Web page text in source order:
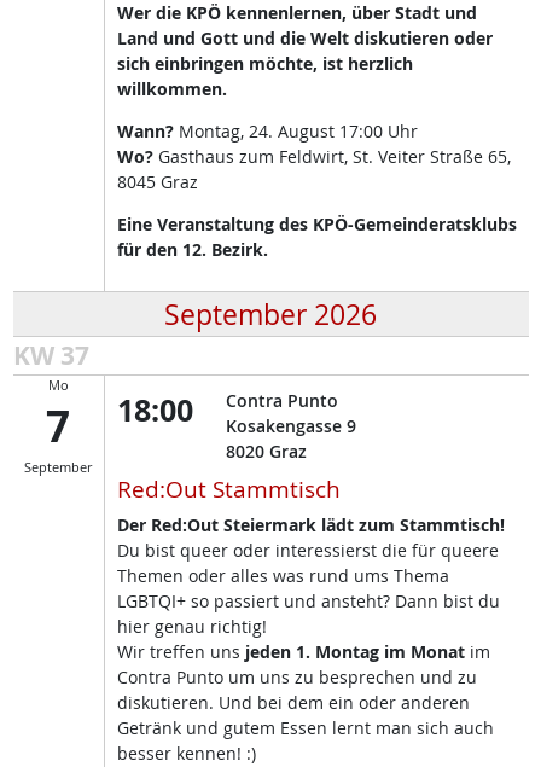
Wer die KPÖ kennenlernen, über Stadt und
Land und Gott und die Welt diskutieren oder
sich einbringen möchte, ist herzlich
willkommen.
Wann?Montag, 24. August 17:00 Uhr
Wo?Gasthaus zum Feldwirt, St. Veiter Straße 65,
8045 Graz
Eine Veranstaltung des KPÖ-Gemeinderatsklubs
für den 12. Bezirk.
September 2026
KW 37
Mo
7
September
18:00
Contra Punto
Kosakengasse 9
8020 Graz
Red:Out Stammtisch
Der Red:Out Steiermark lädt zum Stammtisch!
Du bist queer oder interessierst die für queere
Themen oder alles was rund ums Thema
LGBTQI+ so passiert und ansteht? Dann bist du
hier genau richtig!
Wir treffen uns jeden 1. Montag im Monat im
Contra Punto um uns zu besprechen und zu
diskutieren. Und bei dem ein oder anderen
Getränk und gutem Essen lernt man sich auch
besser kennen! :)